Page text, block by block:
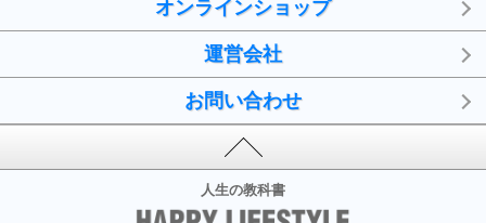
オンラインショップ
運営会社
お問い合わせ
人生の教科書